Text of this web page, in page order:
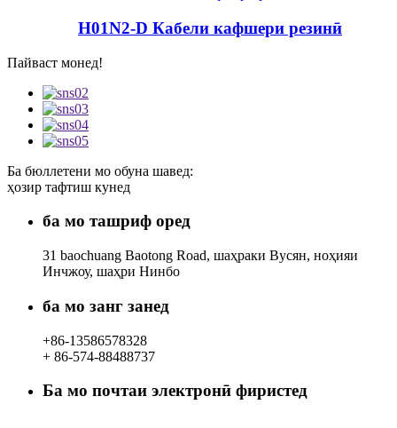
H01N2-D Кабели кафшери резинӣ
Пайваст монед!
Ба бюллетени мо обуна шавед:
ҳозир тафтиш кунед
ба мо ташриф оред
31 baochuang Baotong Road, шаҳраки Вусян, ноҳияи
Инчжоу, шаҳри Нинбо
ба мо занг занед
+86-13586578328
+ 86-574-88488737
Ба мо почтаи электронӣ фиристед